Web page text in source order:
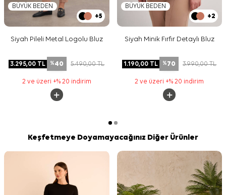
BÜYÜK BEDEN
+5
Siyah Pileli Metal Logolu Bluz
3.295,00 TL %40 5.490,00TL
2 ve üzeri +% 20 indirim
BÜYÜK BEDEN
+2
Siyah Minik Fırfır Detaylı Bluz
1.190,00 TL %70 3.990,00TL
2 ve üzeri +% 20 indirim
Keşfetmeye Doyamayacağınız Diğer Ürünler